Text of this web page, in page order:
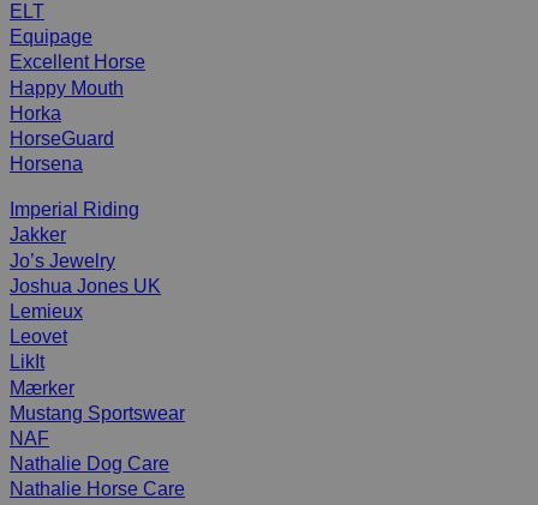
ELT
Equipage
Excellent Horse
Happy Mouth
Horka
HorseGuard
Horsena
Imperial Riding
Jakker
Jo’s Jewelry
Joshua Jones UK
Lemieux
Leovet
LikIt
Mærker
Mustang Sportswear
NAF
Nathalie Dog Care
Nathalie Horse Care